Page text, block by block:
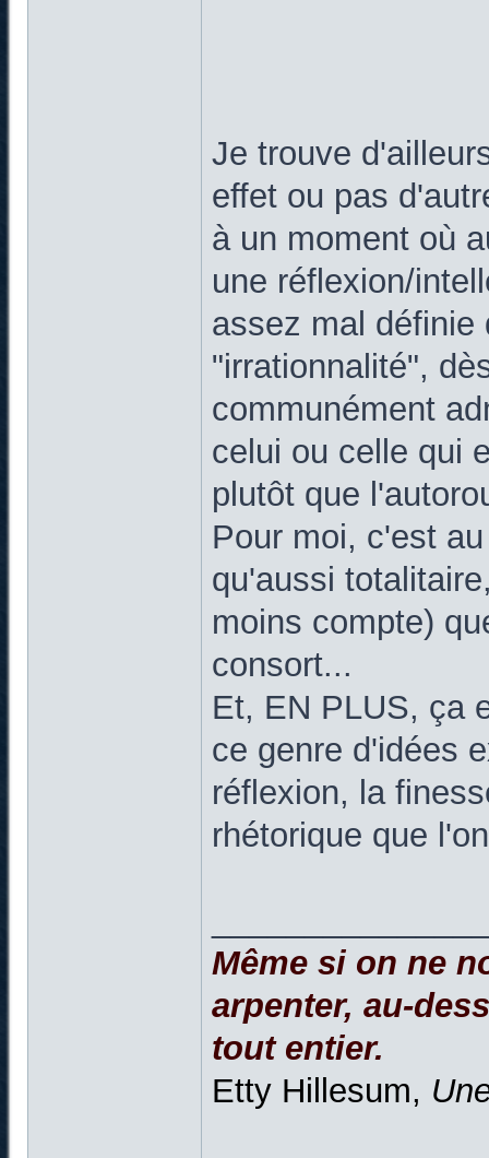
Je trouve
effet ou pas
à un moment où
une réflexion/
assez mal définie
"irrationnalité",
communément
celui ou celle qui
plutôt que
Pour moi, c'est
qu'aussi
moins compte)
consort...
Et, EN PLUS, ça
ce genre d'idées
réflexion, la
rhétorique que
Même si on ne
arpenter, au-
tout entier.
Etty Hillesum,